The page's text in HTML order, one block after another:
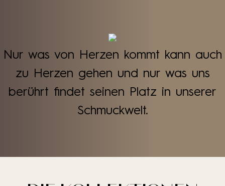
Nur was von Herzen kommt kann auch
zu Herzen gehen und nur was uns
berührt findet seinen Platz in unserer
Schmuckwelt.